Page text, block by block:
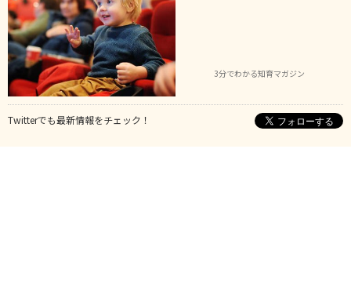
3分でわかる知育マガジン
Twitterでも最新情報をチェック！